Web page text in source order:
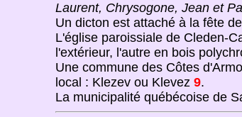
Laurent, Chrysogone, Jean et
Un dicton est attaché à la fête
L'église paroissiale de Cleden-
l'extérieur, l'autre en bois
Une commune des Côtes
local : Klezev ou Klevez 9.
La municipalité québécoise de